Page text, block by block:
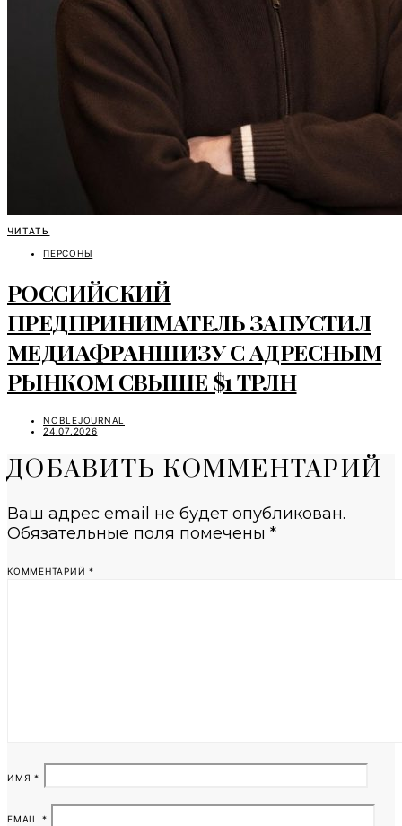
ЧИТАТЬ
ПЕРСОНЫ
РОССИЙСКИЙ
ПРЕДПРИНИМАТЕЛЬ ЗАПУСТИЛ
МЕДИАФРАНШИЗУ С АДРЕСНЫМ
РЫНКОМ СВЫШЕ $1 ТРЛН
NOBLEJOURNAL
24.07.2026
ДОБАВИТЬ КОММЕНТАРИЙ
Ваш адрес email не будет опубликован.
Обязательные поля помечены *
КОММЕНТАРИЙ *
ИМЯ *
EMAIL *